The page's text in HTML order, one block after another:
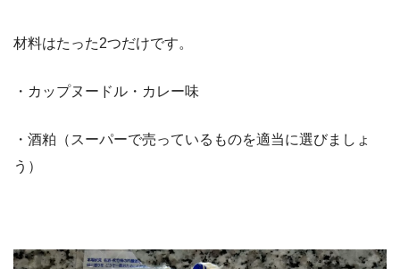
材料はたった2つだけです。
・カップヌードル・カレー味
・酒粕（スーパーで売っているものを適当に選びましょ
う）